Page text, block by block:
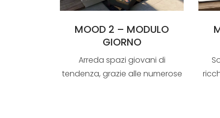
MOOD 2 – MODULO
GIORNO
Arreda spazi giovani di
tendenza, grazie alle numerose